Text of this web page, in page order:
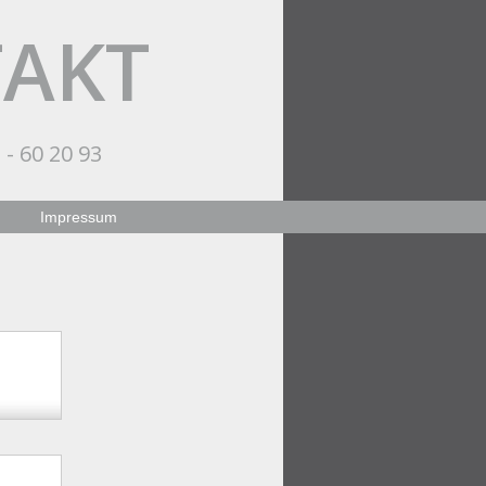
60 20 93
Impressum